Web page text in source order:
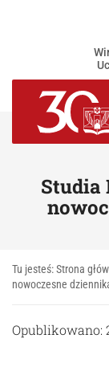
Studia
Tu jesteś:Strona
nowoczesne
Opublikowano: